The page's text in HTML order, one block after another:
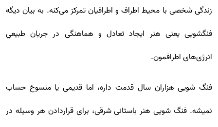
زندگی شخصی با محیط اطراف و اطرافیان تمرکز می‌کنه. به بیان دیگه
فنگشویی یعنی هنر ايجاد تعادل و هماهنگی در جريان طبيعي
انرژی‌های اطرافمون.
فنگ شویی هزاران سال قدمت داره، اما قدیمی یا منسوخ حساب
نمیشه. فنگ شویی هنر باستانی شرقی، برای قراردادن هر وسیله در